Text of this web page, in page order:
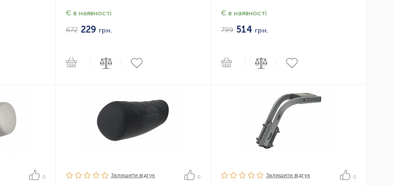
Є в наявності
672 229 грн.
Є в наявності
799 514 грн.
0 Залишити вiдгук 0 Залишити вiдгук 0